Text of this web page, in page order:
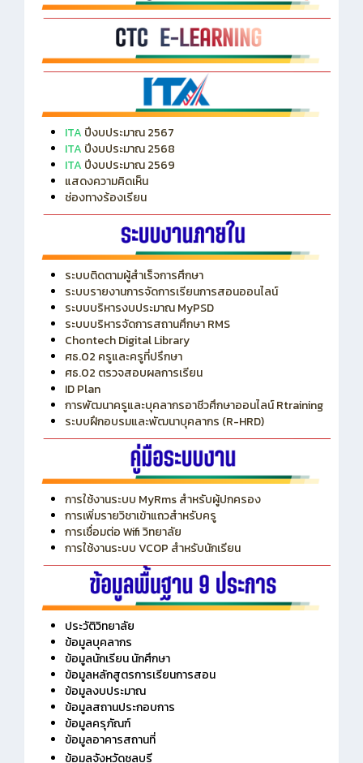
ITA ปีงบประมาณ 2567
ITA ปีงบประมาณ 2568
ITA ปีงบประมาณ 2569
แสดงความคิดเห็น
ช่องทางร้องเรียน
ระบบติดตามผู้สำเร็จการศึกษา
ระบบรายงานการจัดการเรียนการสอนออนไลน์
ระบบบริหารงบประมาณ MyPSD
ระบบบริหารจัดการสถานศึกษา RMS
Chontech Digital Library
ศธ.02 ครูและครูที่ปรึกษา
ศธ.02 ตรวจสอบผลการเรียน
ID Plan
การพัฒนาครูและบุคลากรอาชีวศึกษาออนไลน์ Rtraining
ระบบฝึกอบรมและพัฒนาบุคลากร (R-HRD)
การใช้งานระบบ MyRms สำหรับผู้ปกครอง
การเพิ่มรายวิชาเข้าแถวสำหรับครู
การเชื่อมต่อ Wifi วิทยาลัย
การใช้งานระบบ VCOP สำหรับนักเรียน
ประวัติวิทยาลัย
ข้อมูลบุคลากร
ข้อมูลนักเรียน นักศึกษา
ข้อมูลหลักสูตรการเรียนการสอน
ข้อมูลงบประมาณ
ข้อมูลสถานประกอบการ
ข้อมูลครุภัณฑ์
ข้อมูลอาคารสถานที่
ข้อมูลจังหวัดชลบุรี